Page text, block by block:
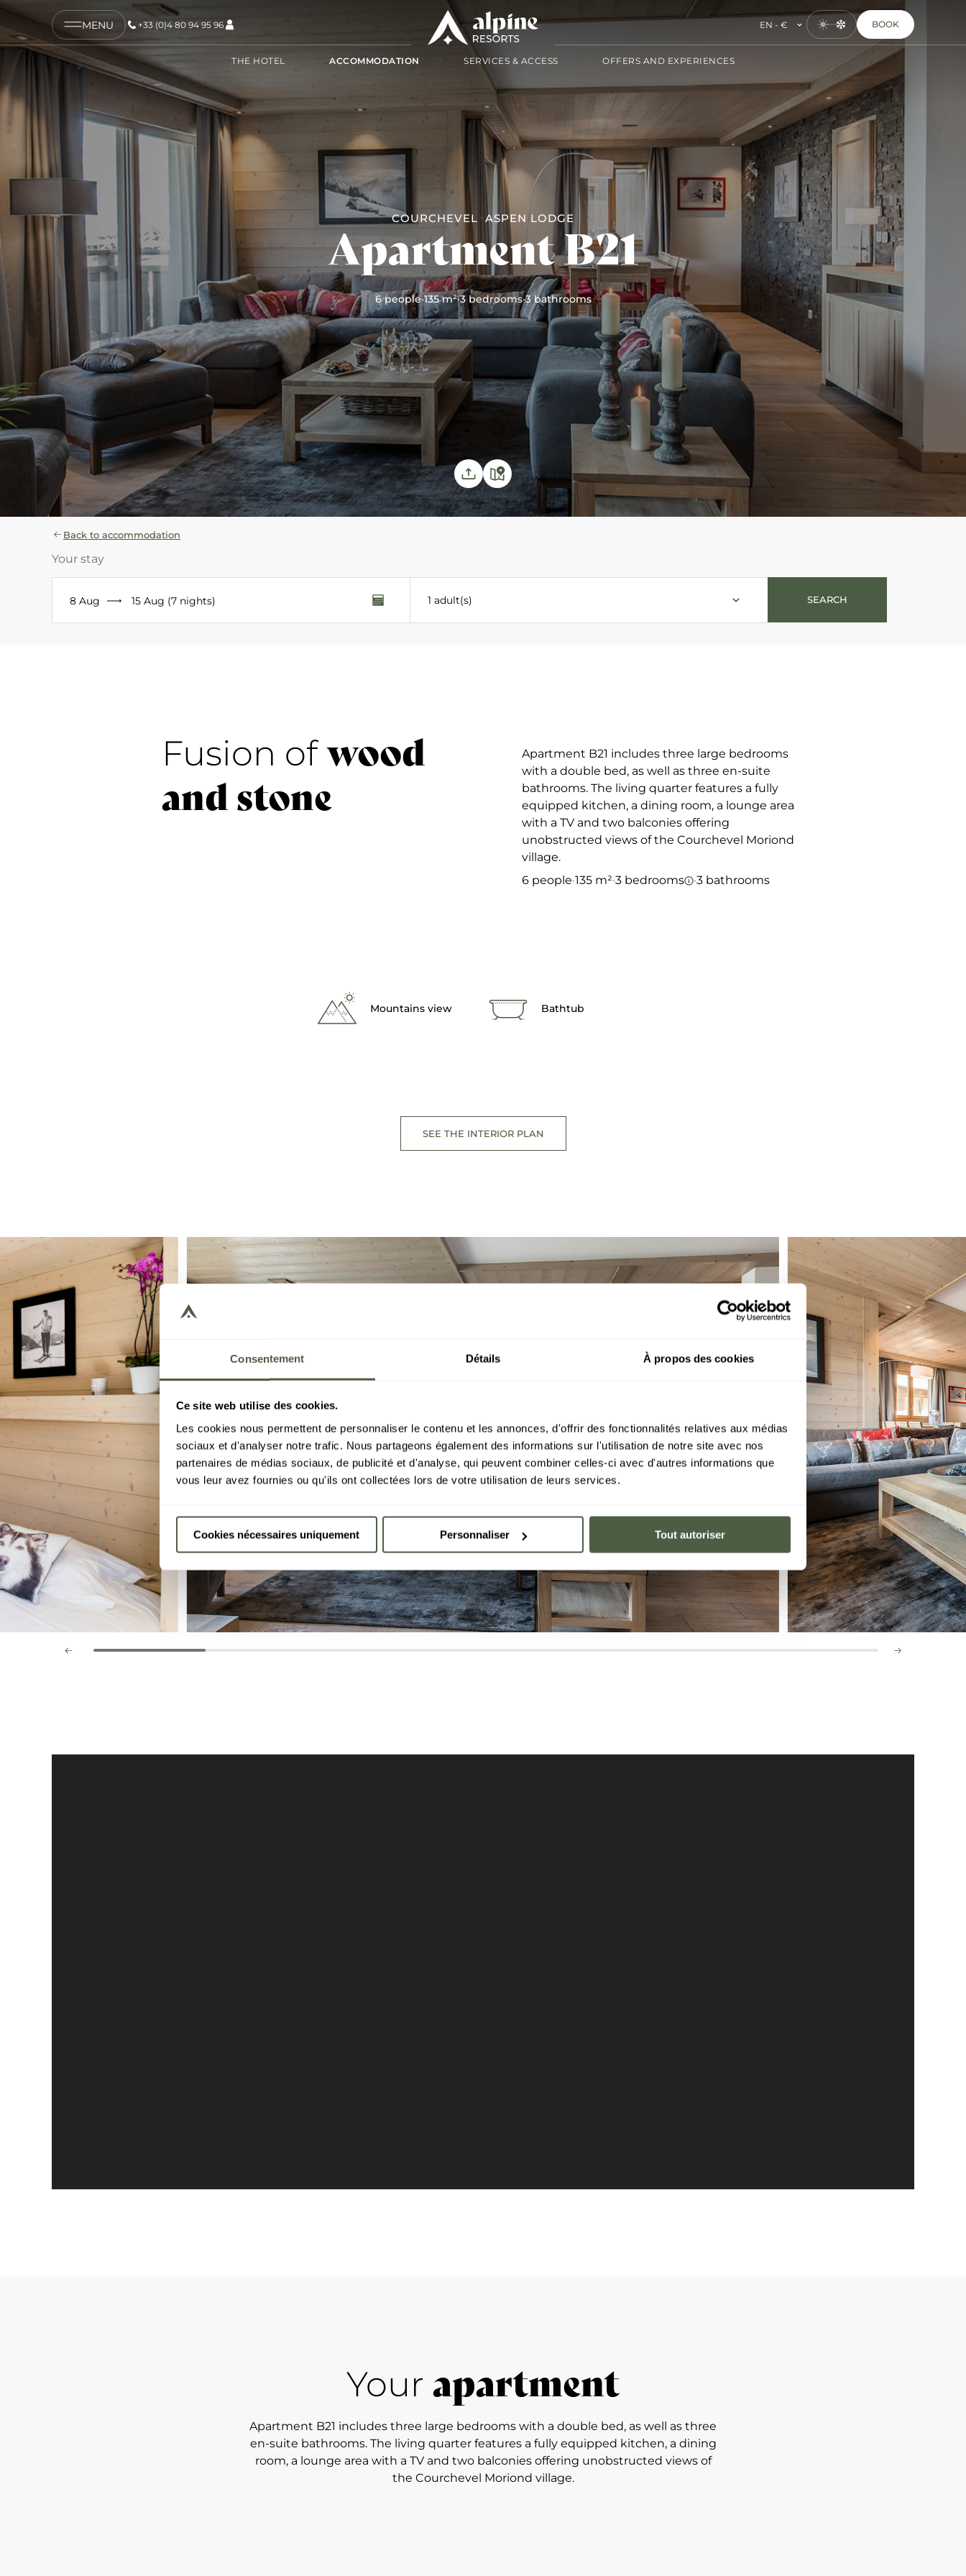
Consentement Détails À propos des cookies
Ce site web utilise des cookies.
Les cookies nous permettent de personnaliser le contenu et les annonces, d'offrir des fonctionnalités relatives aux médias
sociaux et d'analyser notre trafic. Nous partageons également des informations sur l'utilisation de notre site avec nos
partenaires de médias sociaux, de publicité et d'analyse, qui peuvent combiner celles-ci avec d'autres informations que
vous leur avez fournies ou qu'ils ont collectées lors de votre utilisation de leurs services.
Cookies nécessaires uniquement Personnaliser Tout autoriser
MENU +33 (0)4 80 94 95 96 EN - € BOOK
THE HOTEL ACCOMMODATION SERVICES & ACCESS OFFERS AND EXPERIENCES
COURCHEVEL ASPEN LODGE
Apartment B21
6 people·135 m²·3 bedrooms·3 bathrooms
COPY LINK
SEND BY EMAIL
Back to accommodation
Your stay
8 Aug 15 Aug (7 nights) 1 adult(s) SEARCH
Fusion ofwood
and stone
Apartment B21 includes three large bedrooms
with a double bed, as well as three en-suite
bathrooms. The living quarter features a fully
equipped kitchen, a dining room, a lounge area
with a TV and two balconies offering
unobstructed views of the Courchevel Moriond
village.
6 people·135 m²·3 bedrooms ·3 bathrooms
Mountains view Bathtub
SEE THE INTERIOR PLAN
Your apartment
Apartment B21 includes three large bedrooms with a double bed, as well as three
en-suite bathrooms. The living quarter features a fully equipped kitchen, a dining
room, a lounge area with a TV and two balconies offering unobstructed views of
the Courchevel Moriond village.